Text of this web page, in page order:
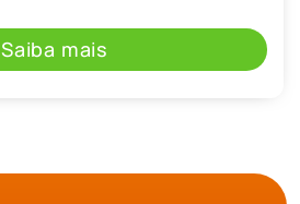
Saiba mais